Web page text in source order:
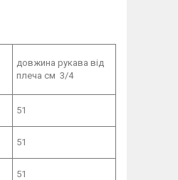
довжина рукава від
плеча см 3/4
51
51
51